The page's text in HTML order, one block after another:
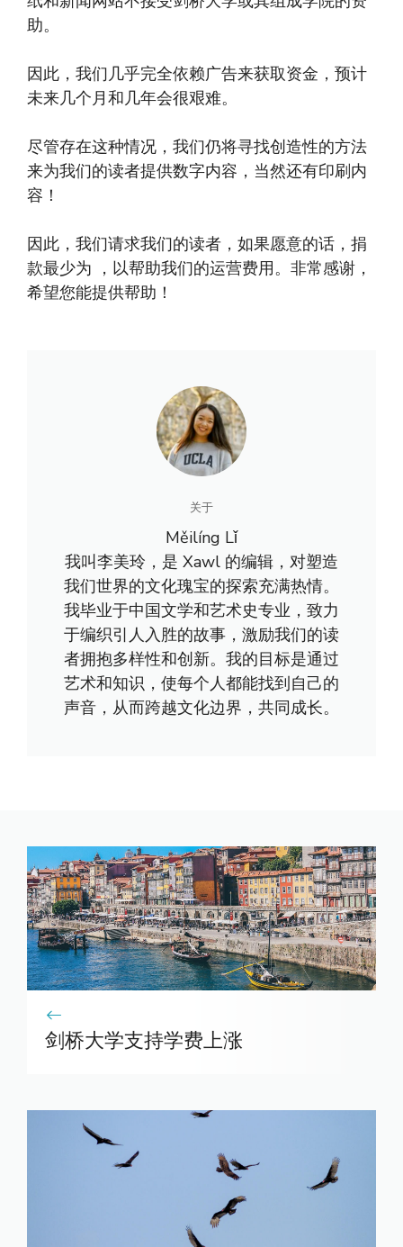
助。
因此，我们几乎完全依赖广告来获取资金，预计
未来几个月和几年会很艰难。
尽管存在这种情况，我们仍将寻找创造性的方法
来为我们的读者提供数字内容，当然还有印刷内
容！
因此，我们请求我们的读者，如果愿意的话，捐
款最少为 ，以帮助我们的运营费用。非常感谢，
希望您能提供帮助！
关于
Měilíng Lǐ
我叫李美玲，是 Xawl 的编辑，对塑造
我们世界的文化瑰宝的探索充满热情。
我毕业于中国文学和艺术史专业，致力
于编织引人入胜的故事，激励我们的读
者拥抱多样性和创新。我的目标是通过
艺术和知识，使每个人都能找到自己的
声音，从而跨越文化边界，共同成长。
剑桥大学支持学费上涨